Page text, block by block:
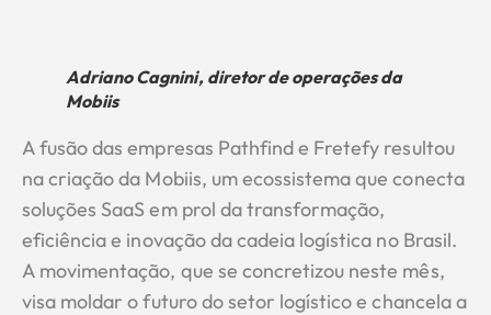
Adriano Cagnini, diretor de operações da
Mobiis
A fusão das empresas Pathfind e Fretefy resultou
na criação da Mobiis, um ecossistema que conecta
soluções SaaS em prol da transformação,
eficiência e inovação da cadeia logística no Brasil.
A movimentação, que se concretizou neste mês,
visa moldar o futuro do setor logístico e chancela a